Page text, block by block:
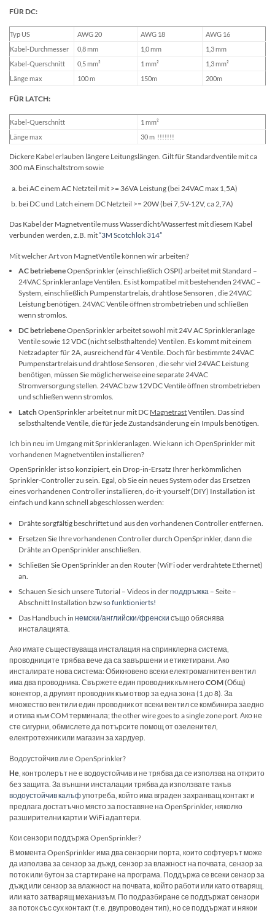
FÜR DC:
Typ US AWG 20 AWG 18
AWG 16
Kabel-Durchmesser
0,8 mm 1,0 mm
1,3 mm
Kabel-Querschnitt
0,5 mm² 1 mm²
1,3 mm²
Länge max
100 m 150m 200m
FÜR LATCH:
Kabel-Querschnitt
1 mm²
Länge max
30 m !!!!!!!
Dickere Kabel erlauben längere Leitungslängen. Gilt für Standardventile mit ca
300 mA Einschaltstrom sowie
bei AC einem AC Netzteil mit >= 36VA Leistung (bei 24VAC max 1,5A)
bei DC und Latch einem DC Netzteil >= 20W (bei 7,5V-12V, ca 2,7A)
Das Kabel der Magnetventile muss Wasserdicht/Wasserfest mit diesem Kabel
verbunden werden, z.B. mit“3M Scotchlok 314”
Mit welcher Art von MagnetVentile können wir arbeiten?
AC betriebeneOpenSprinkler (einschließlich OSPI) arbeitet mit Standard –
24VAC Sprinkleranlage Ventilen. Es ist kompatibel mit bestehenden 24VAC –
System, einschließlich Pumpenstartrelais, drahtlose Sensoren , die 24VAC
Leistung benötigen. 24VAC Ventile öffnen strombetrieben und schließen
wenn stromlos.
DC betriebeneOpenSprinkler arbeitet sowohl mit 24V AC Sprinkleranlage
Ventile sowie 12 VDC (nicht selbsthaltende) Ventilen. Es kommt mit einem
Netzadapter für 2A, ausreichend für 4 Ventile. Doch für bestimmte 24VAC
Pumpenstartrelais und drahtlose Sensoren , die sehr viel 24VAC Leistung
benötigen, müssen Sie möglicherweise eine separate 24VAC
Stromversorgung stellen. 24VAC bzw 12VDC Ventile öffnen strombetrieben
und schließen wenn stromlos.
LatchOpenSprinkler arbeitet nur mit DC MagnetrastVentilen. Das sind
selbsthaltende Ventile, die für jede Zustandsänderung ein Impuls benötigen.
Ich bin neu im Umgang mit Sprinkleranlagen. Wie kann ich OpenSprinkler mit
vorhandenen Magnetventilen installieren?
OpenSprinkler ist so konzipiert, ein Drop-in-Ersatz Ihrer herkömmlichen
Sprinkler-Controller zu sein. Egal, ob Sie ein neues System oder das Ersetzen
eines vorhandenen Controller installieren, do-it-yourself (DIY) Installation ist
einfach und kann schnell abgeschlossen werden:
Drähte sorgfältig beschriftet und aus den vorhandenen Controller entfernen.
Ersetzen Sie Ihre vorhandenen Controller durch OpenSprinkler, dann die
Drähte an OpenSprinkler anschließen.
Schließen Sie OpenSprinkler an den Router (WiFi oder verdrahtete Ethernet)
an.
Schauen Sie sich unsere Tutorial – Videos in derподдръжка – Seite –
Abschnitt Installation bzwso funktionierts!
Das Handbuch inнемски/английски/френски също обяснява
инсталацията.
Ако имате съществуваща инсталация на спринклерна система,
проводниците трябва вече да са завършени и етикетирани. Ако
инсталирате нова система: Обикновено всеки електромагнитен вентил
има два проводника. Свържете един проводник към негоCOM(Общ)
конектор, а другият проводник към отвор за една зона (1 до 8). За
множество вентили един проводник от всеки вентил се комбинира заедно
и отива към COM терминала; the other wire goes to a single zone port. Ако не
сте сигурни, обмислете да потърсите помощ от озеленител,
електротехник или магазин за хардуер.
Водоустойчив ли е OpenSprinkler?
Не , контролерът не е водоустойчив и не трябва да се използва на открито
без защита. За външни инсталации трябва да използвате такъв
водоустойчив калъфупотреба, който има вграден захранващ контакт и
предлага достатъчно място за поставяне на OpenSprinkler, няколко
разширителни карти и WiFi адаптери.
Кои сензори поддържа OpenSprinkler?
В момента OpenSprinkler има два сензорни порта, които софтуерът може
да използва за сензор за дъжд, сензор за влажност на почвата, сензор за
поток или бутон за стартиране на програма. Поддържа се всеки сензор за
дъжд или сензор за влажност на почвата, който работи или като отварящ,
или като затварящ механизъм. По подразбиране се поддържат сензори
за поток със сух контакт (т.е. двупроводен тип), но се поддържат и някои